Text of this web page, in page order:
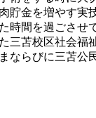
貯金を増やす実
時間を過ごさせ
三苫校区社会福
ならびに三苫公